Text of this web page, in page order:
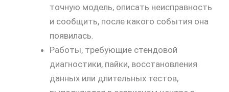
точную модель, описать неисправность
и сообщить, после какого события она
появилась.
Работы, требующие стендовой
диагностики, пайки, восстановления
данных или длительных тестов,